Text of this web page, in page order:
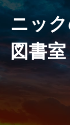
ニッ
図書室